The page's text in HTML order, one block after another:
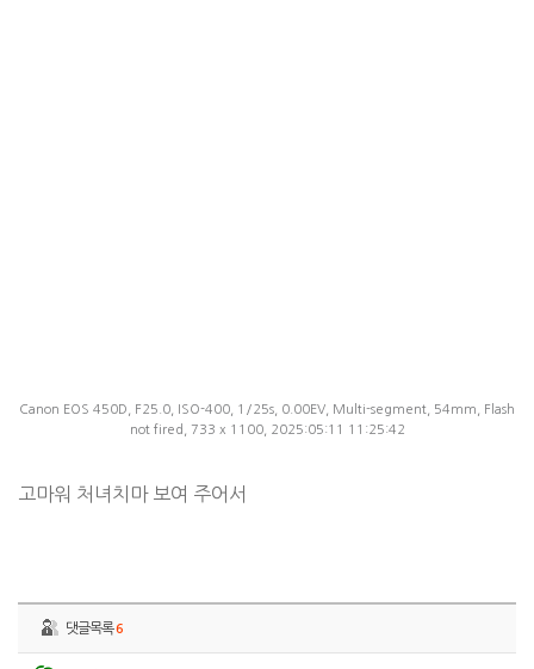
Canon EOS 450D, F25.0, ISO-400, 1/25s, 0.00EV, Multi-segment, 54mm, Flash
not fired, 733 x 1100, 2025:05:11 11:25:42
고마워 처녀치마 보여 주어서
댓글목록6